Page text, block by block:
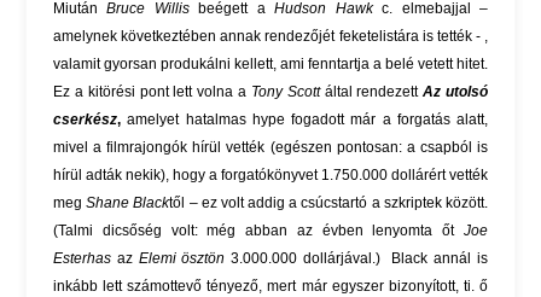
MiutánBruce Willisbeégett aHudson Hawkc. elmebajjal –
amelynek következtében annak rendezőjét feketelistára is tették - ,
valamit gyorsan produkálni kellett, ami fenntartja a belé vetett hitet.
Ez a kitörési pont lett volna a Tony Scottáltal rendezettAz utolsó
cserkész, amelyet hatalmas hype fogadott már a forgatás alatt,
mivel a filmrajongók hírül vették (egészen pontosan: a csapból is
hírül adták nekik), hogy a forgatókönyvet 1.750.000 dollárért vették
megShane Blacktől – ez volt addig a csúcstartó a szkriptek között.
(Talmi dicsőség volt: még abban az évben lenyomta őt Joe
Esterhas az Elemi ösztön 3.000.000 dollárjával.) Black annál is
inkább lett számottevő tényező, mert már egyszer bizonyított, ti. ő